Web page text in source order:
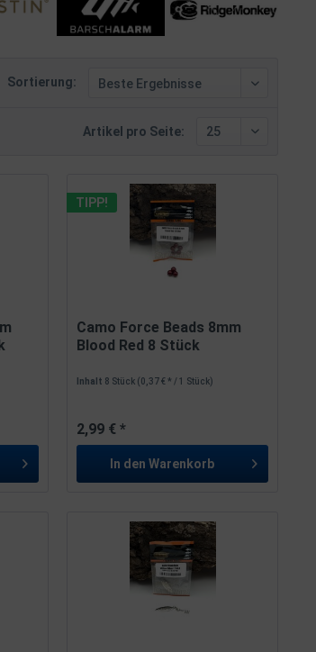
Sortierung:
Artikel pro Seite:
TIPP!
Camo Force Beads 8mm
Blood Red 8 Stück
Inhalt 8 Stück (0,37 € * / 1 Stück)
2,99 € *
In den Warenkorb